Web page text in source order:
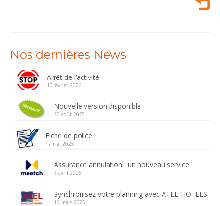
Nos dernières News
Arrêt de l’activité
10 février 2026
Nouvelle version disponible
20 août 2025
Fiche de police
17 mai 2025
Assurance annulation : un nouveau service
3 avril 2025
Synchronisez votre planning avec ATEL-HOTELS
16 mars 2025